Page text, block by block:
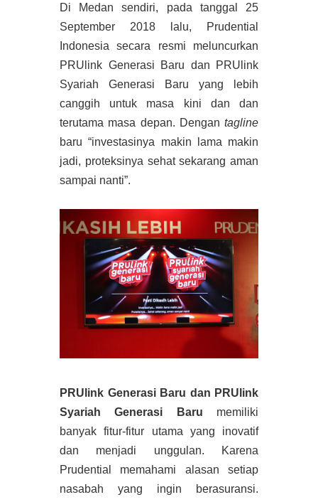
Di Medan sendiri, pada tanggal 25
September 2018 lalu, Prudential
Indonesia secara resmi meluncurkan
PRUlink Generasi Baru dan PRUlink
Syariah Generasi Baru yang lebih
canggih untuk masa kini dan dan
terutama masa depan. Dengan tagline
baru “investasinya makin lama makin
jadi, proteksinya sehat sekarang aman
sampai nanti”.
PRUlink Generasi Baru dan PRUlink
Syariah Generasi Baru memiliki
banyak fitur-fitur utama yang inovatif
dan menjadi unggulan. Karena
Prudential memahami alasan setiap
nasabah yang ingin berasuransi.